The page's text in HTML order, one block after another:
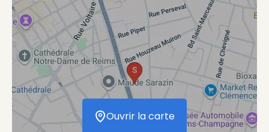
Ouvrir la carte
Ouvrir la carte